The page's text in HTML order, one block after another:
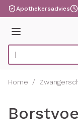
Ga naar de inhoud
Apothekersadvies
Menu
Product, merk,
Home /